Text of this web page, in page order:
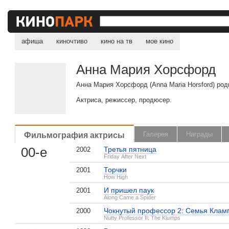
афиша киночтиво кино на тв мое кино
Анна Мария Хорсфорд
Анна Мария Хорсфорд (Anna Maria Horsford)
Актриса, режиссер, продюсер.
Фильмография актрисы Галерея Награды
00-е 2002 Третья пятница
Friday After Next
2001 Торчки
How High
2001 И пришел паук
Along Came a Spider
2000 Чокнутый профессор 2: Семья
Nutty Professor II: The Klumps